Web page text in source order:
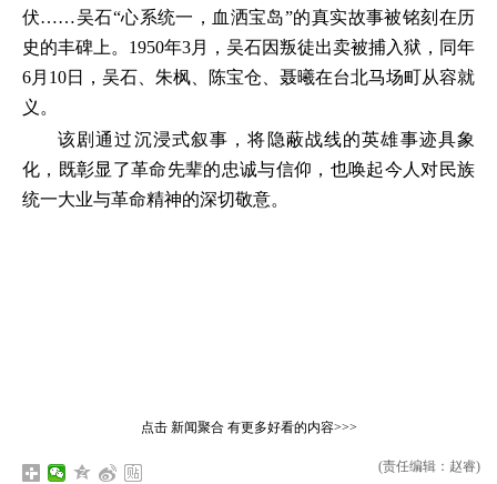
伏……吴石“心系统一，血洒宝岛”的真实故事被铭刻在历
史的丰碑上。1950年3月，吴石因叛徒出卖被捕入狱，同年
6月10日，吴石、朱枫、陈宝仓、聂曦在台北马场町从容就
义。
该剧通过沉浸式叙事，将隐蔽战线的英雄事迹具象
化，既彰显了革命先辈的忠诚与信仰，也唤起今人对民族
统一大业与革命精神的深切敬意。
点击 新闻聚合有更多好看的内容>>>
(责任编辑：赵睿)